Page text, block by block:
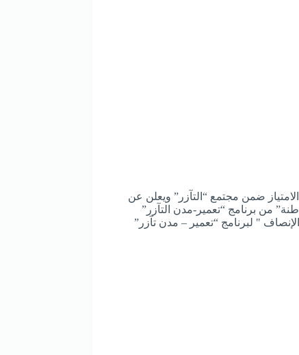
ضمن مجتمع “التآزر” ويعلن عن
من برنامج “تعمير-مدن التآزر”
" لبرنامج “تعمير – مدن تآزر”